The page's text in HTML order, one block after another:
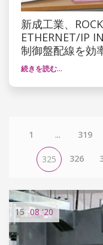
新成工業、
ETHERNET/IP
制御盤配線を効
続きを読む…
1 ... 319
325 326
15 08'20